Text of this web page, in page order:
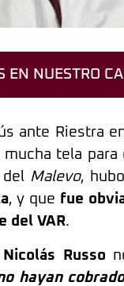
EN NUESTRO
ante Riestra
mucha tela
del Malevo, hubo
, y que fue
del VAR.
Nicolás Russo
hayan